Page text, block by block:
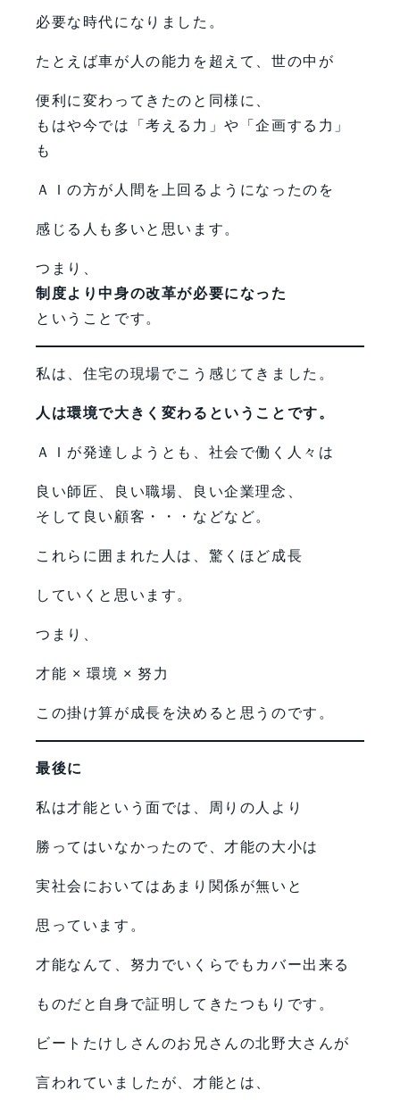
必要な時代になりました。
たとえば車が人の能力を超えて、世の中が
便利に変わってきたのと同様に、
もはや今では「考える力」や「企画する力」
も
ＡＩの方が人間を上回るようになったのを
感じる人も多いと思います。
つまり、
制度より中身の改革が必要になった
ということです。
私は、住宅の現場でこう感じてきました。
人は環境で大きく変わるということです。
ＡＩが発達しようとも、社会で働く人々は
良い師匠、良い職場、良い企業理念、
そして良い顧客・・・などなど。
これらに囲まれた人は、驚くほど成長
していくと思います。
つまり、
才能 × 環境 × 努力
この掛け算が成長を決めると思うのです。
最後に
私は才能という面では、周りの人より
勝ってはいなかったので、才能の大小は
実社会においてはあまり関係が無いと
思っています。
才能なんて、努力でいくらでもカバー出来る
ものだと自身で証明してきたつもりです。
ビートたけしさんのお兄さんの北野大さんが
言われていましたが、才能とは、